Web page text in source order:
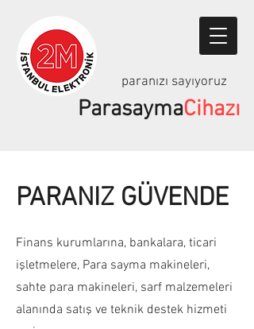
ParasaymaCihazı
paranızı sayıyoruz
PARANIZ GÜVENDE
Finans kurumlarına, bankalara, ticari
işletmelere, Para sayma makineleri,
sahte para makineleri, sarf malzemeleri
alanında satış ve teknik destek hizmeti